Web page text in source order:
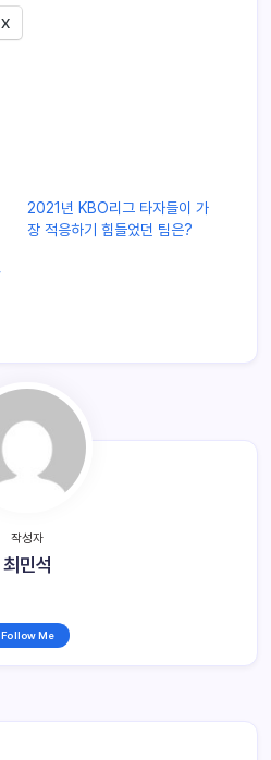
X
2021년 KBO리그 타자들이 가
장 적응하기 힘들었던 팀은?
작성자
최민석
Follow Me